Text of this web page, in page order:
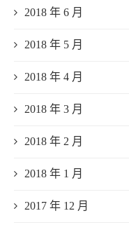
2018 年 6 月
2018 年 5 月
2018 年 4 月
2018 年 3 月
2018 年 2 月
2018 年 1 月
2017 年 12 月